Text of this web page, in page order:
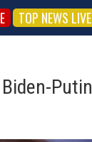
TOP NEWS LIVE
Putin